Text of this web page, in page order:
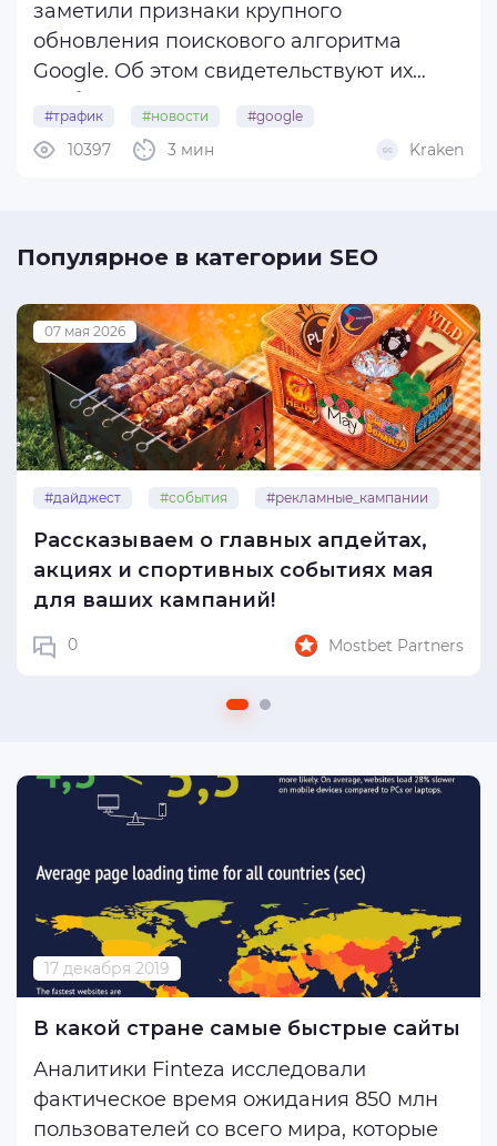
Facebook
Google
SEO
Разборы ГЕО
заметили признаки крупного
обновления поискового алгоритма
Google. Об этом свидетельствуют их
(WebmasterWorld, Black Hat World,
Google Webmaster Help), в Twitter и на
Жители форума Searchengines.guru ...
#трафик #новости #google
3 мин
10397 Kraken
Популярное в категории SEO
07 мая 2026
#дайджест #события #рекламные_кампании
#mostbet_partners #mostbet
Рассказываем о главных апдейтах,
акциях и спортивных событиях мая
для ваших кампаний!
0 Mostbet Partners
17 декабря 2019
В какой стране самые быстрые сайты
Аналитики Finteza исследовали
фактическое время ожидания 850 млн
пользователей со всего мира, которые